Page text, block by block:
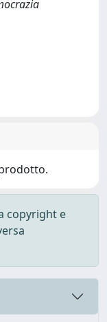
copyright e